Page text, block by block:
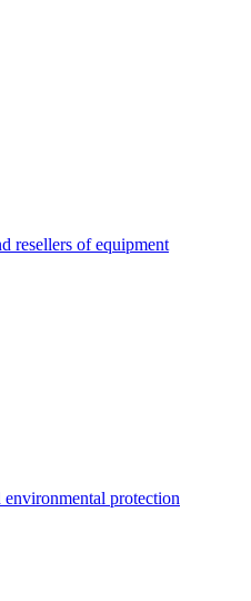
resellers of equipment
protection